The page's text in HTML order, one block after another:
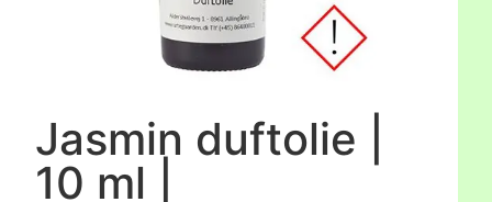
Jasmin duftolie |
10 ml |